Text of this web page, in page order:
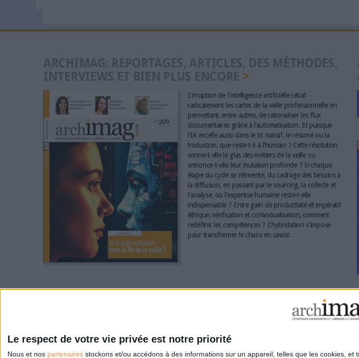
Le respect de votre vie privée est notre priorité
Nous et nos partenaires stockons et/ou accédons à des informations sur un appareil, telles que les cookies,
L'irruption de l'intelligence artificielle rebat
radicalement les cartes de la veille professionnelle en
permettant, entre autres, de rationaliser les flux
documentaires grâce à l’automatisation. Et puisque
l'IA excelle aussi dans le tri massif, le résumé ou la
traduction, que reste-t-il à l’humain ? Cette révolution
sonne-t-elle le glas des métiers de la veille ou
annonce-t-elle leur mutation profonde ? Si chaque
étape du cycle se réinvente, du cadrage des besoins à
la diffusion, en passant par le sourcing, la collecte et
l'analyse, où l'expertise humaine reste-t-elle
indispensable ? Entre gain de productivité et impératif
éthique, vérification et contextualisation, comment
redéfinir les compétences ? L'hybridation s'impose
pour transformer le chaos en savoir.